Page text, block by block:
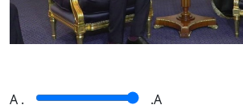
A . .A